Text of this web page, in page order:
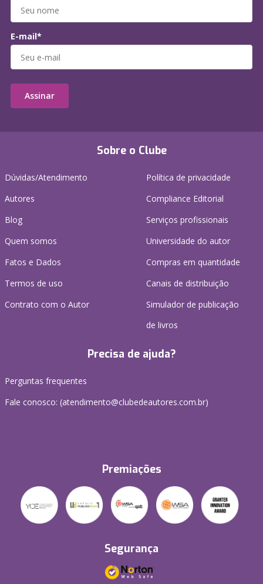
Sobre o Clube
Dúvidas/Atendimento
Autores
Blog
Quem somos
Fatos e Dados
Termos de uso
Contrato com o Autor
Política de privacidade
Compliance Editorial
Serviços profissionais
Universidade do autor
Compras em quantidade
Canais de distribuição
Simulador de publicação
de livros
Precisa de ajuda?
Perguntas frequentes
Fale conosco: (atendimento@clubedeautores.com.br)
Premiações
Segurança
E-mail*
Assinar